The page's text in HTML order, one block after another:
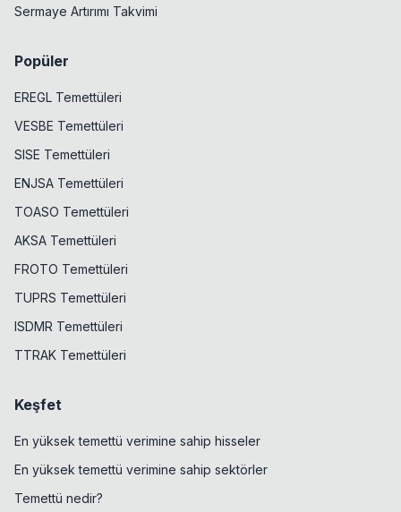
Sermaye Artırımı Takvimi
Popüler
EREGL Temettüleri
VESBE Temettüleri
SISE Temettüleri
ENJSA Temettüleri
TOASO Temettüleri
AKSA Temettüleri
FROTO Temettüleri
TUPRS Temettüleri
ISDMR Temettüleri
TTRAK Temettüleri
Keşfet
En yüksek temettü verimine sahip hisseler
En yüksek temettü verimine sahip sektörler
Temettü nedir?